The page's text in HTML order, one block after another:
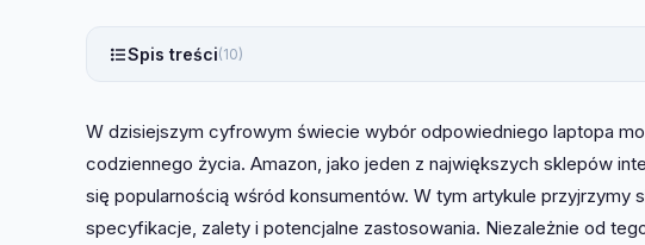
Spis treści(10)
W dzisiejszym cyfrowym świecie wybór odpowiedniego laptopa
codziennego życia. Amazon, jako jeden z największych sklepów
się popularnością wśród konsumentów. W tym artykule przyjrzymy
specyfikacje, zalety i potencjalne zastosowania. Niezależnie od